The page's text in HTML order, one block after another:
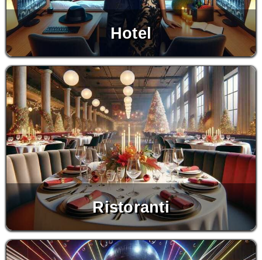
Hotel
Ristoranti